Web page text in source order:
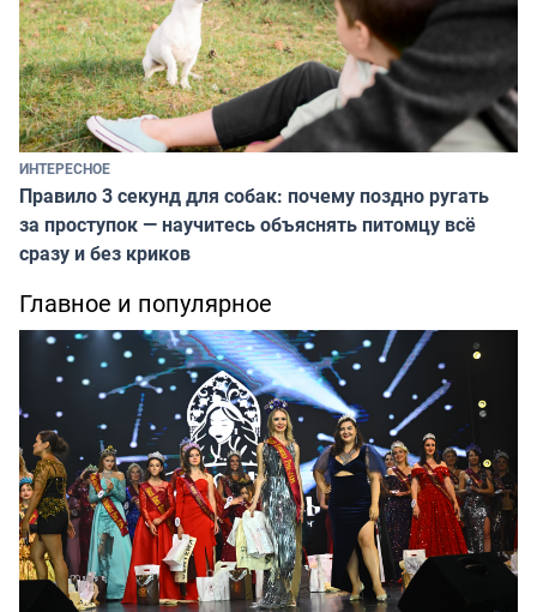
ИНТЕРЕСНОЕ
Правило 3 секунд для собак: почему поздно ругать
за проступок — научитесь объяснять питомцу всё
сразу и без криков
Главное и популярное